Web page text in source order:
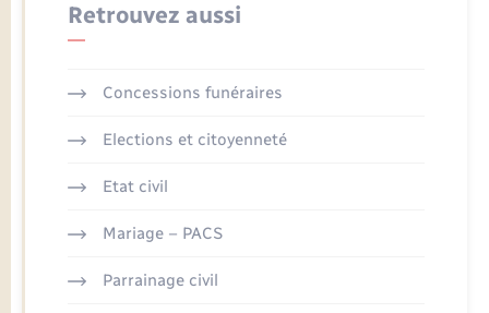
Retrouvez aussi
Concessions funéraires
Elections et citoyenneté
Etat civil
Mariage – PACS
Parrainage civil